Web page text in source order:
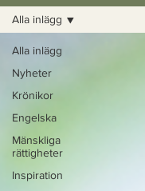
Alla inlägg
Nyheter
Krönikor
Engelska
Mänskliga
rättigheter
Inspiration
Alla inlägg